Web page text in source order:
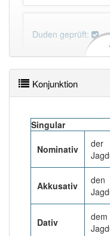
Duden geprüft:
PowerIndex:5
Häufigkeit: 4 von 10
Wörter mit Endung
Wörter mit Endung
anderen Artikelder
Konjunktion
Singular
Nominativ
der
Akkusativ
den
Dativ
dem